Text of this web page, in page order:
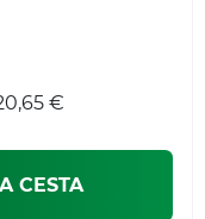
€
CESTA